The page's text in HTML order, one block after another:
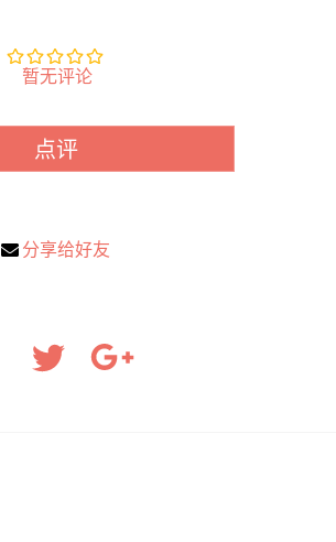
暂无评论
点评
分享给好友